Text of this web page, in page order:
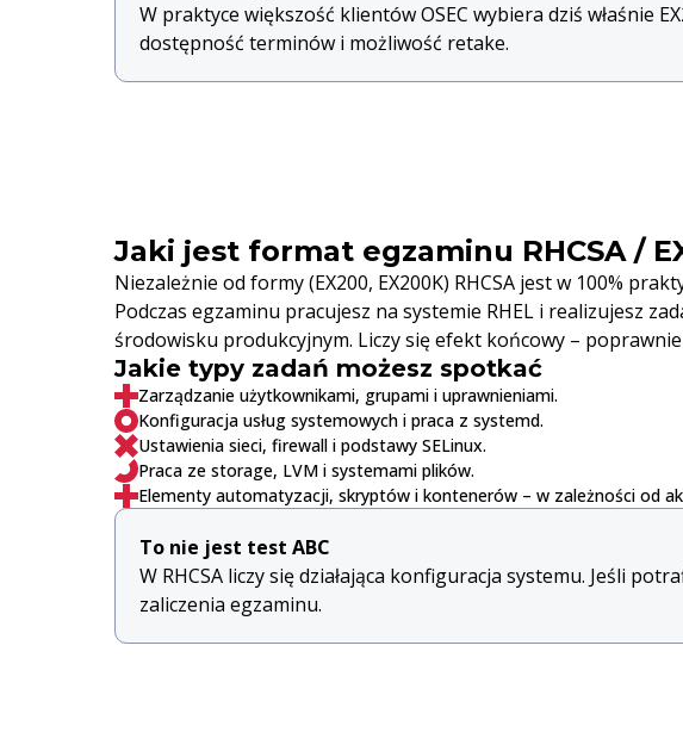
W praktyce większość klientów OSEC wybiera dziś właśnie
dostępność terminów i możliwość retake.
Jaki jest format egzaminu RHCSA /
Niezależnie od formy (EX200, EX200K) RHCSA jest w 100%
Podczas egzaminu pracujesz na systemie RHEL i realizujesz
środowisku produkcyjnym. Liczy się efekt końcowy –
Jakie typy zadań możesz spotkać
Zarządzanie użytkownikami, grupami i uprawnieniami.
Konfiguracja usług systemowych i praca z systemd.
Ustawienia sieci, firewall i podstawy SELinux.
Praca ze storage, LVM i systemami plików.
Elementy automatyzacji, skryptów i kontenerów – w zależności od
To nie jest test ABC
W RHCSA liczy się działająca konfiguracja systemu. Jeśli
zaliczenia egzaminu.